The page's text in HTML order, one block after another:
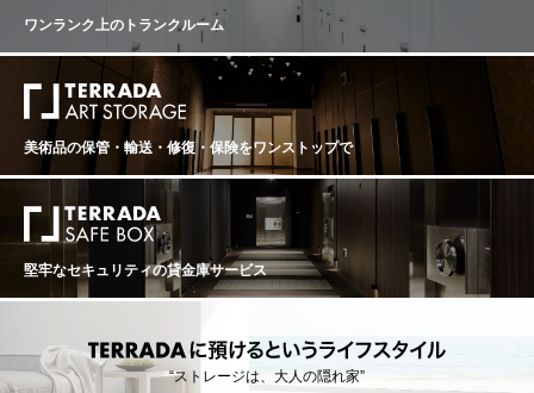
く、適度なタンニンがあります。フルーティーでエレガ
ント。10年以上連続でガンベロロッソのトレビッケーリ
を受賞！ 【セパージュ】 ピノ・ノワール 100% 【評価】
・Gambero Rosso 19/20/21 🍷🍷🍷 ・Narional Pinot N
oir Competition:1st（20VT） ・James Suckling 92ｐｔ
（21VT）
ワンランク上のトランクルーム
美術品の保管・輸送・修復・保険をワンストップで
堅牢なセキュリティの貸金庫サービス
“ストレージは、大人の隠れ家”